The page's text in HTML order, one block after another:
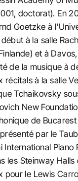
doctorat). En
Goetzke à
à la salle
et à
de la musique à
récitals à la salle
Tchaikovsky
New
de
par le
Piano
les Steinway
le Lewis